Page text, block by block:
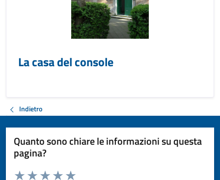
La casa del console
Indietro
Quanto sono chiare le informazioni su questa
pagina?
Valuta da 1 a 5 stelle la pagina